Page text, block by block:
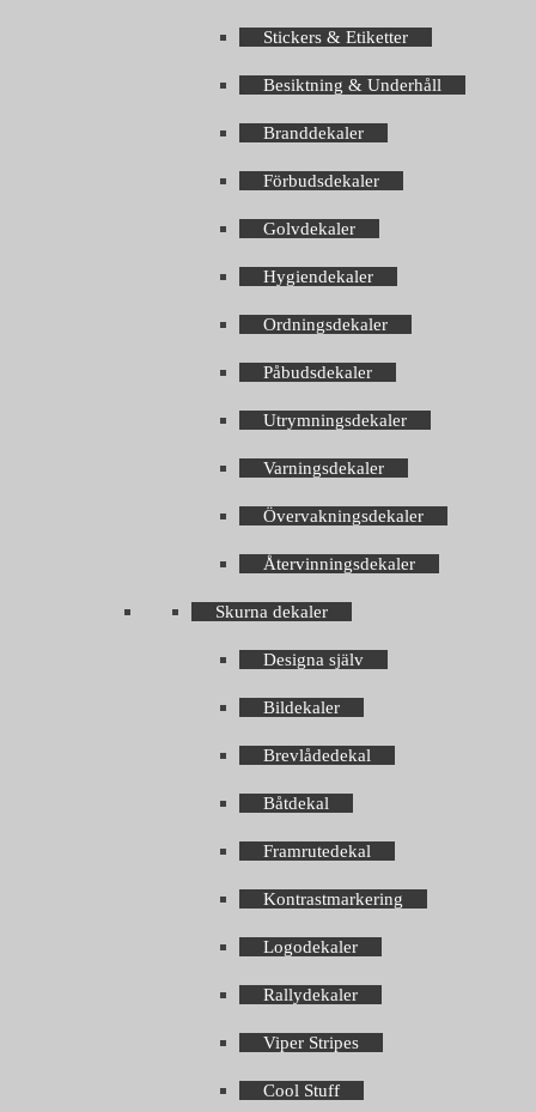
Stickers & Etiketter
Besiktning & Underhåll
Branddekaler
Förbudsdekaler
Golvdekaler
Hygiendekaler
Ordningsdekaler
Påbudsdekaler
Utrymningsdekaler
Varningsdekaler
Övervakningsdekaler
Återvinningsdekaler
Skurna dekaler
Designa själv
Bildekaler
Brevlådedekal
Båtdekal
Framrutedekal
Kontrastmarkering
Logodekaler
Rallydekaler
Viper Stripes
Cool Stuff